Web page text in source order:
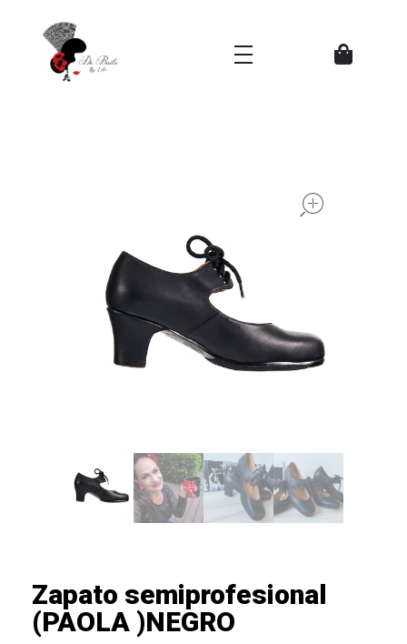
Zapato semiprofesional
(PAOLA )NEGRO